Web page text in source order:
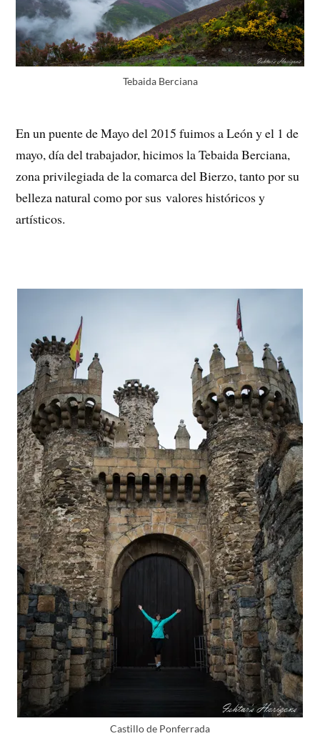
Tebaida Berciana
En un puente de Mayo del 2015 fuimos a León y el 1 de
mayo, día del trabajador, hicimos la Tebaida Berciana,
zona privilegiada de la comarca del Bierzo, tanto por su
belleza natural como por sus valores históricos y
artísticos.
Castillo de Ponferrada